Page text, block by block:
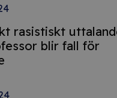
rasistiskt
blir fall för